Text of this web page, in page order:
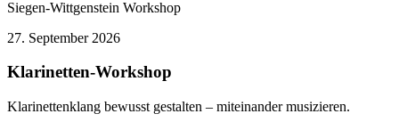
Siegen-Wittgenstein Workshop
27. September 2026
Klarinetten-Workshop
Klarinettenklang bewusst gestalten – miteinander musizieren.